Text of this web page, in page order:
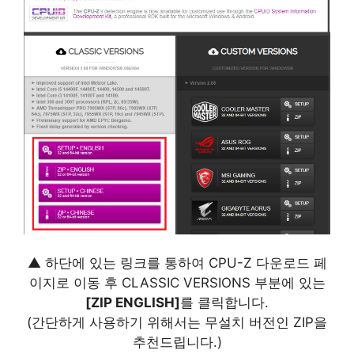
▲ 하단에 있는 링크를 통하여 CPU-Z 다운로드 페
이지로 이동 후 CLASSIC VERSIONS 부분에 있는
[ZIP ENGLISH]를 클릭합니다.
(간단하게 사용하기 위해서는 무설치 버전인 ZIP을
추천드립니다.)